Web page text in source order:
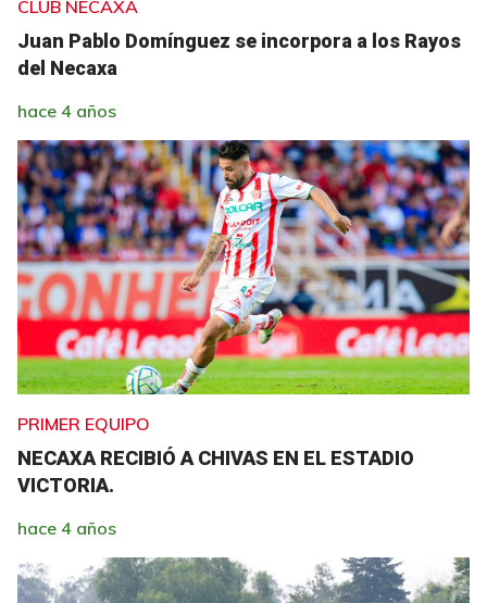
CLUB NECAXA
Juan Pablo Domínguez se incorpora a los Rayos
del Necaxa
hace 4 años
PRIMER EQUIPO
NECAXA RECIBIÓ A CHIVAS EN EL ESTADIO
VICTORIA.
hace 4 años